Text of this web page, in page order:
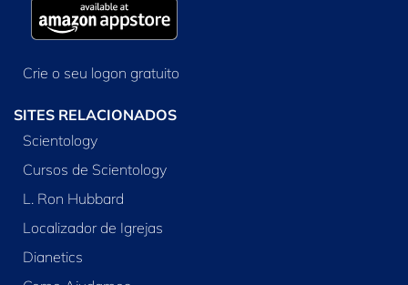
Crie o seu logon gratuito
SITES RELACIONADOS
Scientology
Cursos de Scientology
L. Ron Hubbard
Localizador de Igrejas
Dianetics